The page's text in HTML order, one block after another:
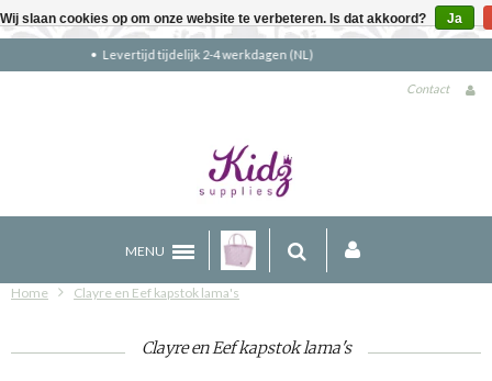
Gratis verzending boven €90 (NL)
Contact
MENU
Home Clayre en Eef kapstok lama's
Clayre en Eef kapstok lama's
Wij slaan cookies op om onze website te verbeteren. Is dat akkoord? Ja